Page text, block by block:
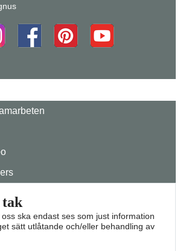
ska endast ses som just information
sätt utlåtande och/eller behandling av